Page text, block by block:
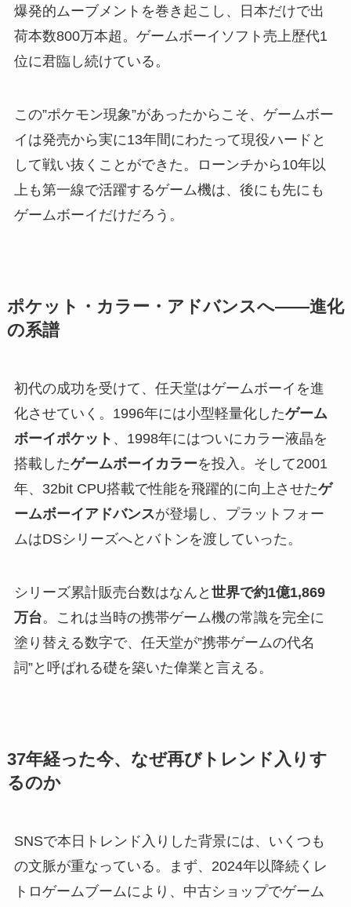
爆発的ムーブメントを巻き起こし、日本だけで出
荷本数800万本超。ゲームボーイソフト売上歴代1
位に君臨し続けている。
この”ポケモン現象”があったからこそ、ゲームボー
イは発売から実に13年間にわたって現役ハードと
して戦い抜くことができた。ローンチから10年以
上も第一線で活躍するゲーム機は、後にも先にも
ゲームボーイだけだろう。
ポケット・カラー・アドバンスへ——進化
の系譜
初代の成功を受けて、任天堂はゲームボーイを進
化させていく。1996年には小型軽量化したゲーム
ボーイポケット 、1998年にはついにカラー液晶を
搭載したゲームボーイカラーを投入。そして2001
年、32bit CPU搭載で性能を飛躍的に向上させたゲ
ームボーイアドバンスが登場し、プラットフォー
ムはDSシリーズへとバトンを渡していった。
シリーズ累計販売台数はなんと 世界で約1億1,869
万台。これは当時の携帯ゲーム機の常識を完全に
塗り替える数字で、任天堂が”携帯ゲームの代名
詞”と呼ばれる礎を築いた偉業と言える。
37年経った今、なぜ再びトレンド入りす
るのか
SNSで本日トレンド入りした背景には、いくつも
の文脈が重なっている。まず、2024年以降続くレ
トロゲームブームにより、中古ショップでゲーム